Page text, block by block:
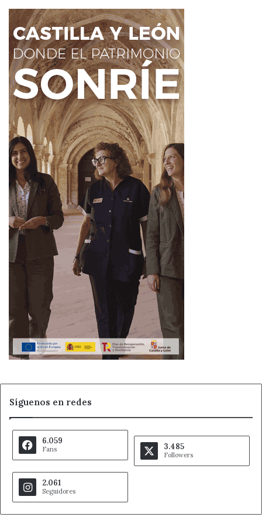
Síguenos en redes
6.059
Fans 3.485
Followers
2.061
Seguidores